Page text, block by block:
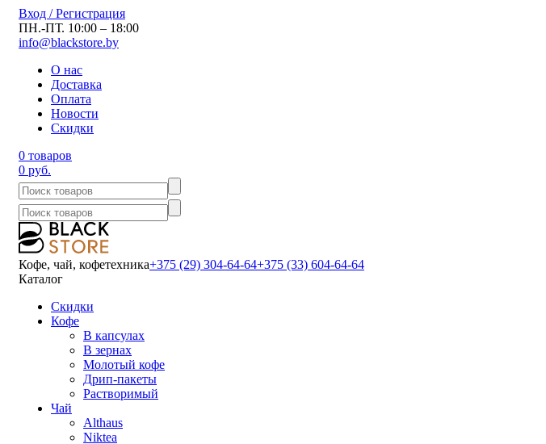
Вход / Регистрация
ПН.-ПТ. 10:00 – 18:00
info@blackstore.by
О нас
Доставка
Оплата
Новости
Скидки
0 товаров
0 руб.
Кофе, чай, кофетехника+375 (29) 304-64-64+375 (33) 604-64-64
Каталог
Скидки
Кофе
В капсулах
В зернах
Молотый кофе
Дрип-пакеты
Растворимый
Чай
Althaus
Niktea